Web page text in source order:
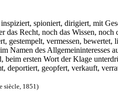
spio­niert, diri­giert, mit
das Recht, noch das Wis­sen,
gestem­pelt, ver­mes­sen,
des All­ge­mein­in­ter­es­ses
ers­ten Wort der Kla­ge
depor­tiert, geop­fert, ver­kauft,
siè­cle, 1851)